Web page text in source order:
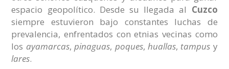
espacio geopolítico. Desde su llegada al Cuzco
siempre estuvieron bajo constantes luchas de
prevalencia, enfrentados con etnias vecinas como
los ayamarcas,pinaguas, poques, huallas, tampus y
lares.